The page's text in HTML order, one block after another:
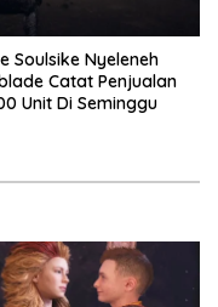
Soulsike Nyeleneh
Catat Penjualan
Unit Di Seminggu